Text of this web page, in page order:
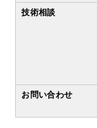
技術相談
お問い合わせ